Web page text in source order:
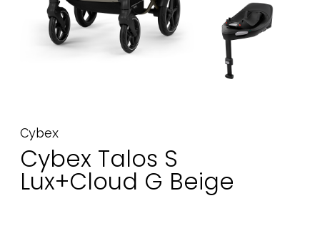
Cybex
Cybex Talos S
Lux+Cloud G Beige
Lahjavinkkejä
Suosikit
Ota meihin yhteyttä osoitteessa